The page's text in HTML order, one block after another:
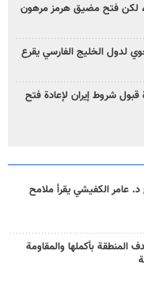
لكن فتح مضيق هرمز مرهون
لدول الخليج الفارسي يقرع
شروط إيران لإعادة فتح
عامر الكفيشي يقرأ ملامح
بأكملها والمقاومة